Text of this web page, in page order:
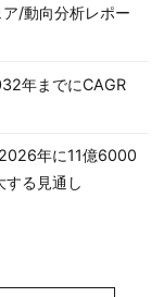
/動向分析レポー
年までにCAGR
年に11億6000
る見通し